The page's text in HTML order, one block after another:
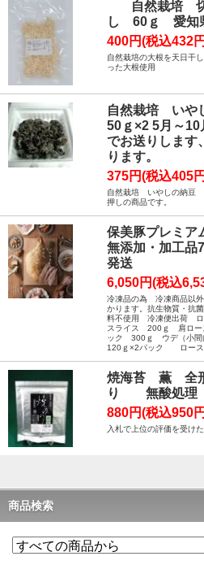
自然栽培
し 60ｇ 愛知
400円(税込432
自然栽培の大根を天日干
った大根使用
自然栽培 い
50ｇ×2 5月～
でお送りします
ります。
375円(税込405
自然栽培 いやしの納
押しの商品です。
保美豚プレミア
無添加・加工品
発送
6,050円(税込
冷凍品の為 冷凍商品以
かります。抗生物質・抗
料不使用 冷凍便出荷
スライス 200ｇ 肩ロ
ック 300ｇ ウデ（小間
120ｇ×2パック ロー
焼海苔 薫 全
り 無酸処理
880円(税込950
入札で上位の評価を受け
商品検索